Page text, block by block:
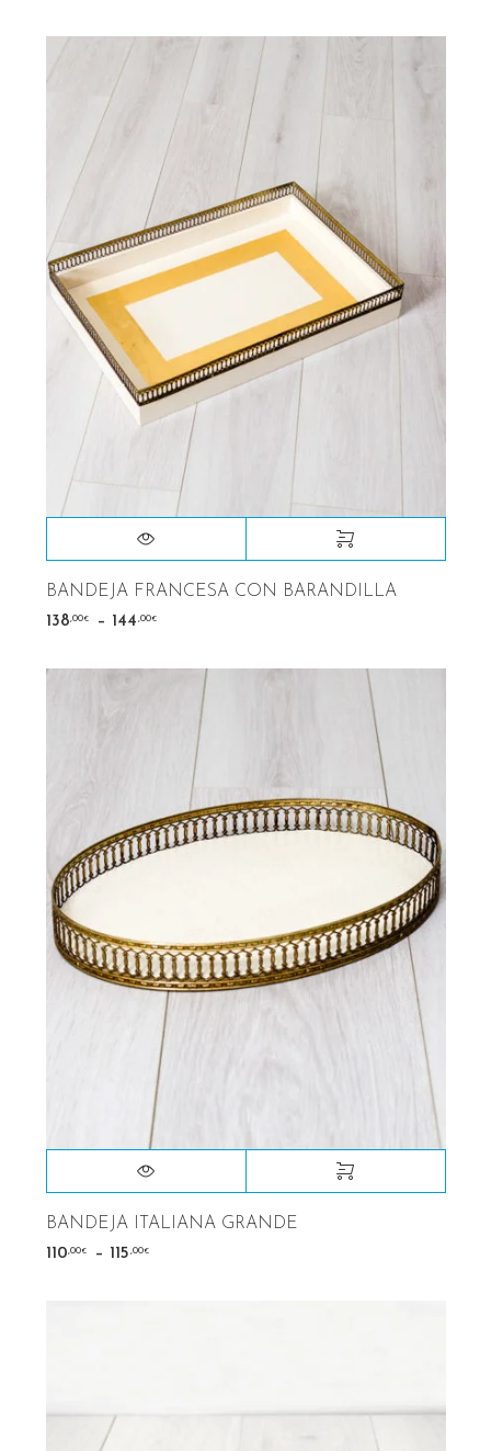
BANDEJA FRANCESA CON BARANDILLA
138,00€ – 144 ,00€
BANDEJA ITALIANA GRANDE
110 ,00€ – 115 ,00€